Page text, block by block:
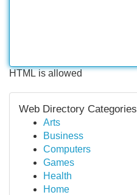
HTML is allowed
Web Directory Categories
Arts
Business
Computers
Games
Health
Home